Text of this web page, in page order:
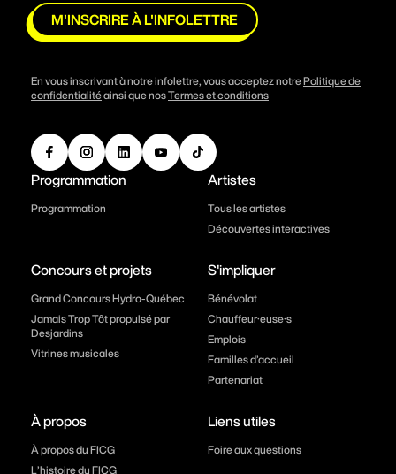
M'INSCRIRE À L'INFOLETTRE
En vous inscrivant à notre infolettre, vous acceptez notrePolitique de
confidentialitéainsi que nosTermes et conditions
Programmation
Programmation
Artistes
Tous les artistes
Découvertes interactives
Concours et projets
Grand Concours Hydro-Québec
Jamais Trop Tôt propulsé par
Desjardins
Vitrines musicales
S'impliquer
Bénévolat
Chauffeur·euse·s
Emplois
Familles d’accueil
Partenariat
À propos
À propos du FICG
L’histoire du FICG
Liens utiles
Foire aux questions